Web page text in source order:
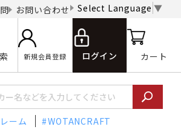
お問い合わせ Select Language ▼
新規会員登録 ログイン カート
ーム WOTANCRAFT